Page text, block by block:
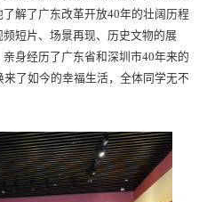
解了广东改革开放40年的壮阔历程
短片、场景再现、历史文物的展
身经历了广东省和深圳市40年来的
了如今的幸福生活，全体同学无不